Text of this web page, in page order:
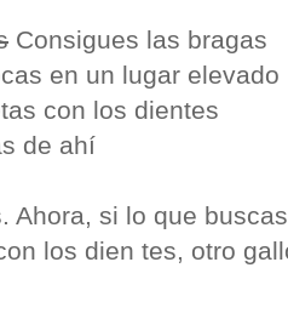
Consigues las bragas
en un lugar elevado
con los dientes
de ahí
Ahora, si lo que
los dien tes, otro